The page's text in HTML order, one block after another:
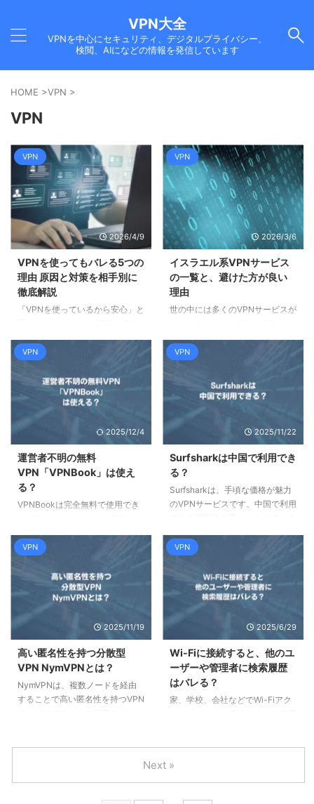
VPN大全
VPNを中心にセキュリティ、デジタルプライバシー、
検閲、AIになどの情報を発信しています
HOME >VPN >
VPN
VPN
2026/4/9
VPNを使ってもバレる5つの
理由 原因と対策を相手別に
徹底解説
「VPNを使っているから安心」と
ドレスを隠し、通信を暗号化する
強力なツールです。しかし、VPN
ことにはなりません。使い方や選
ぶVPNによっては、思わぬところ
から身元や行動が漏れることがあ
ります。 この記事では、VPNを
使っていても「バレる」ことがあ
る理由を、バレる相手別に5つ整
理します。そして、それぞれの対
策として何が必要かを具体的に解
説します。 この記事でわかるこ
と VPNがバレる相手は「4種類」
は何か、 ...
VPN
2026/3/6
イスラエル系VPNサービス
の一覧と、避けた方が良い
理由
世の中には多くのVPNサービスが
イスラエル系企業であるKape
Technologies社の傘下にあると
されています。また、多くのVPN
レビューサイトやアフィリエイト
プログラムがイスラエルによって
エル系VPNサービスを高く評価し
ています。 イスラエル系VPNサ
ービスが駄目かと言われると、分
かりません。実際に性能は良いよ
うです。 ただし、イスラエルは
スパイ技術が発達しており、アメ
リカの諜報機関とも密接に関係し
ないほう ...
VPN
2025/12/4
運営者不明の無料
VPN「VPNBook」は使え
る？
VPNBookは完全無料で使用でき
料VPNを使用することは危険と言
われていますが、VPNBookは専
危険とも言い切れないという状況
となっています。この記事では、
VPNBookの概要と、接続方法、
安全か危険かについて解説しま
す。 VPNBookとは VPNBookの
概要と、3つの接続方式、安全性
と危険性について解説します。
概要 「VPNBook」は、アカウン
ト登録不要、完全無料で利用でき
るVPNサービスです。 通信量の
VPN
2025/11/22
Surfsharkは中国で利用でき
る？
Surfsharkは、手頃な価格が魅力
のVPNサービスです。中国で利用
きないことも多いようで、安定し
ahamo等の国際ローミングをお
すすめします。 中国でも利用で
きるVPN Surfsharkとは
Surfshafeとは 機能 料金プラン
Surfsharkは安全？ Surfshafeと
拠点とする「Surfshark B.V.」が
提供するVPNサービスで、アンチ
ウイルスや広告ブロ ...
VPN
2025/11/19
高い匿名性を持つ分散型
VPN NymVPNとは？
NymVPNは、複数ノードを経由
することで高い匿名性を持つVPN
NymVPNの料金 普通のVPNとの
VPN
2025/6/29
Wi-Fiに接続すると、他のユ
ーザーや管理者に検索履歴
はバレる？
家、学校、会社などでWi-Fiアク
した時に管理者が確認できるこ
と・できないこと、Wi-Fiとは関
係がなく管理者が確認できること
Next »